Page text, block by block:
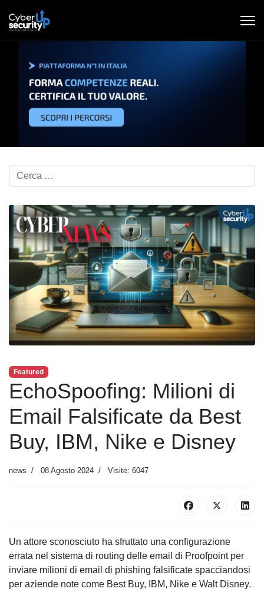
Cerca nel blog...
Featured
EchoSpoofing: Milioni di
Email Falsificate da Best
Buy, IBM, Nike e Disney
news 08 Agosto 2024 Visite: 6047
Un attore sconosciuto ha sfruttato una configurazione
errata nel sistema di routing delle email di Proofpoint per
inviare milioni di email di phishing falsificate spacciandosi
per aziende note come Best Buy, IBM, Nike e Walt Disney.